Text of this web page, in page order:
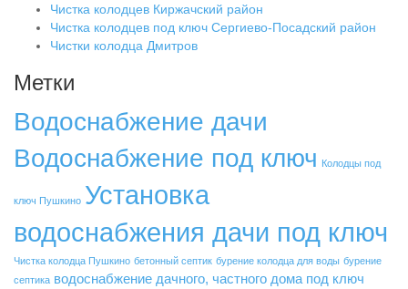
Чистка колодцев Киржачский район
Чистка колодцев под ключ Сергиево-Посадский район
Чистки колодца Дмитров
Метки
Водоснабжение дачи
Водоснабжение под ключ Колодцы под
ключ Пушкино Установка
водоснабжения дачи под ключ
Чистка колодца Пушкино бетонный септик бурение колодца для воды бурение
септика водоснабжение дачного, частного дома под ключ